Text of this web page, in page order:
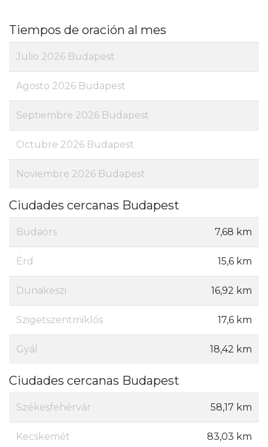
Tiempos de oración al mes
Julio 2026 Budapest
Agosto 2026 Budapest
Septiembre 2026 Budapest
Octubre 2026 Budapest
Noviembre 2026 Budapest
Ciudades cercanas Budapest
Budaörs 7,68 km
Érd 15,6 km
Dunakeszi 16,92 km
Szigetszentmiklós 17,6 km
Gyál 18,42 km
Ciudades cercanas Budapest
Székesfehérvár 58,17 km
Kecskemét 83,03 km